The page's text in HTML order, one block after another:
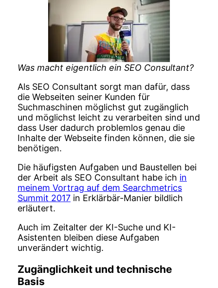
Was macht eigentlich ein SEO Consultant?
Als SEO Consultant sorgt man dafür, dass
die Webseiten seiner Kunden für
Suchmaschinen möglichst gut zugänglich
und möglichst leicht zu verarbeiten sind und
dass User dadurch problemlos genau die
Inhalte der Webseite finden können, die sie
benötigen.
Die häufigsten Aufgaben und Baustellen bei
der Arbeit als SEO Consultant habe ich in
meinem Vortrag auf dem Searchmetrics
Summit 2017 in Erklärbär-Manier bildlich
erläutert.
Auch im Zeitalter der KI-Suche und KI-
Asistenten bleiben diese Aufgaben
unverändert wichtig.
Zugänglichkeit und technische
Basis